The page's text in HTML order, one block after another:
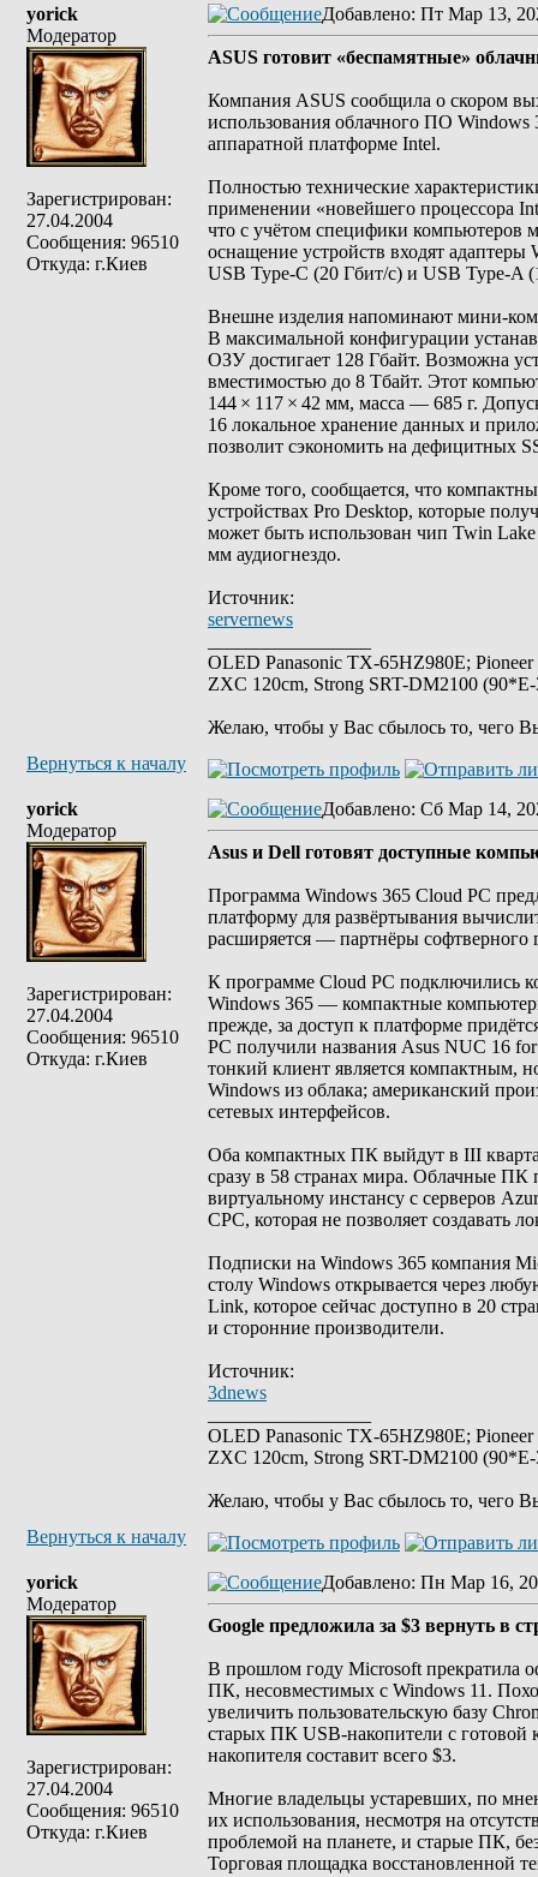
yorick
Модератор
Зарегистрирован:
27.04.2004
Сообщения: 96510
Откуда: г.Киев
Добавлено: Пт Мар 13,
ASUS готовит «беспамятные»
Компания ASUS сообщила о скором
использования облачного ПО Windows
аппаратной платформе Intel.
Полностью технические
применении «новейшего процессора
что с учётом специфики компьютеров
оснащение устройств входят
USB Type-C (20 Гбит/с) и USB Type-A
Внешне изделия напоминают мини-
В максимальной конфигурации
ОЗУ достигает 128 Гбайт. Возможна
вместимостью до 8 Тбайт. Этот
144 × 117 × 42 мм, масса — 685 г.
16 локальное хранение данных и
позволит сэкономить на дефицитных
Кроме того, сообщается, что
устройствах Pro Desktop, которые
может быть использован чип Twin
мм аудиогнездо.
Источник:
servernews
OLED Panasonic TX-65HZ980E;
ZXC 120cm, Strong SRT-DM2100
Желаю, чтобы у Вас сбылось то, чего
Вернуться к началу
yorick
Модератор
Зарегистрирован:
27.04.2004
Сообщения: 96510
Откуда: г.Киев
Добавлено: Сб Мар 14,
Asus и Dell готовят доступные
Программа Windows 365 Cloud PC
платформу для развёртывания
расширяется — партнёры софтверного
К программе Cloud PC подключились
Windows 365 — компактные
прежде, за доступ к платформе
PC получили названия Asus NUC 16
тонкий клиент является компактным,
Windows из облака; американский
сетевых интерфейсов.
Оба компактных ПК выйдут в III
сразу в 58 странах мира. Облачные ПК
виртуальному инстансу с серверов
CPC, которая не позволяет создавать
Подписки на Windows 365 компания
столу Windows открывается через
Link, которое сейчас доступно в 20
и сторонние производители.
Источник:
3dnews
OLED Panasonic TX-65HZ980E;
ZXC 120cm, Strong SRT-DM2100
Желаю, чтобы у Вас сбылось то, чего
Вернуться к началу
yorick
Модератор
Зарегистрирован:
27.04.2004
Сообщения: 96510
Откуда: г.Киев
Добавлено: Пн Мар 16,
Google предложила за $3 вернуть в
В прошлом году Microsoft прекратила
ПК, несовместимых с Windows 11.
увеличить пользовательскую базу
старых ПК USB-накопители с готовой
накопителя составит всего $3.
Многие владельцы устаревших, по
их использования, несмотря на
проблемой на планете, и старые ПК,
Торговая площадка восстановленной